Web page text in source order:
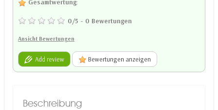
Gesamtwertung:
0/5 - 0 Bewertungen
Ansicht Bewertungen
Add review Bewertungen anzeigen
Beschreibung